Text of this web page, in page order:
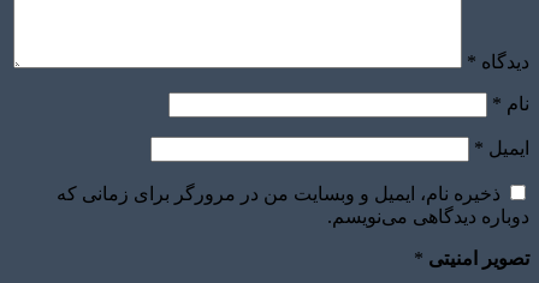
*
*
نام، ایمیل و وبسایت من در مرورگر برای زمانی که
دیدگاهی می‌نویسم.
امنیتی *